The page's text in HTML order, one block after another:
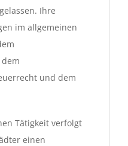
Ihre
im allgemeinen
und dem
Tätigkeit verfolgt
einen